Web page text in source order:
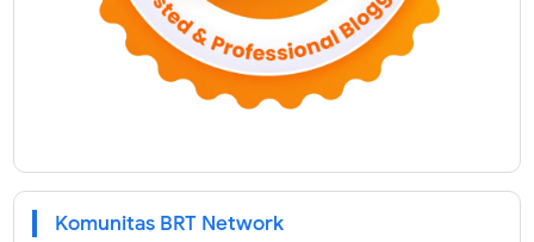
Komunitas BRT Network